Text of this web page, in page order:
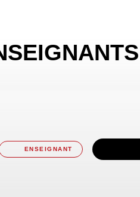
ENSEIGNANT